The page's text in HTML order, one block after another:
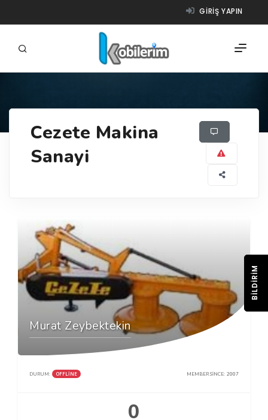
GIRIŞ YAPIN
ÜRÜNLER
NASIL ÇALIŞIR?
Cezete Makina
Sanayi
Murat Zeybektekin
DURUM: OFFLINE MEMBER SINCE: 2007
0
BILDIRIM